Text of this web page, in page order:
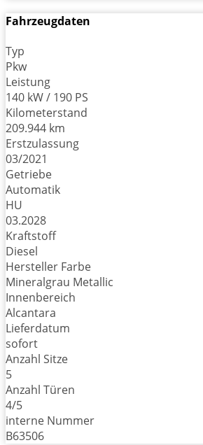
Fahrzeugdaten
Typ
Pkw
Leistung
140 kW / 190 PS
Kilometerstand
209.944 km
Erstzulassung
03/2021
Getriebe
Automatik
HU
03.2028
Kraftstoff
Diesel
Hersteller Farbe
Mineralgrau Metallic
Innenbereich
Alcantara
Lieferdatum
sofort
Anzahl Sitze
5
Anzahl Türen
4/5
interne Nummer
B63506